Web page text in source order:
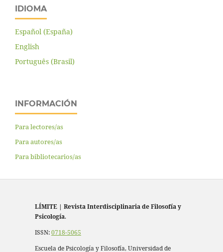
IDIOMA
Español (España)
English
Português (Brasil)
INFORMACIÓN
Para lectores/as
Para autores/as
Para bibliotecarios/as
LÍMITE | Revista Interdisciplinaria de Filosofía y
Psicología.
ISSN:0718-5065
Escuela de Psicología y Filosofía, Universidad de